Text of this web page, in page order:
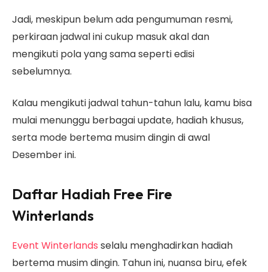
Jadi, meskipun belum ada pengumuman resmi,
perkiraan jadwal ini cukup masuk akal dan
mengikuti pola yang sama seperti edisi
sebelumnya.
Kalau mengikuti jadwal tahun-tahun lalu, kamu bisa
mulai menunggu berbagai update, hadiah khusus,
serta mode bertema musim dingin di awal
Desember ini.
Daftar Hadiah Free Fire
Winterlands
Event Winterlands selalu menghadirkan hadiah
bertema musim dingin. Tahun ini, nuansa biru, efek